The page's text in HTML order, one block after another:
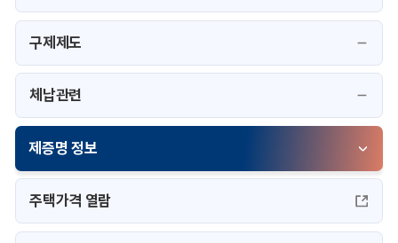
구제제도
체납관련
제증명 정보
주택가격 열람